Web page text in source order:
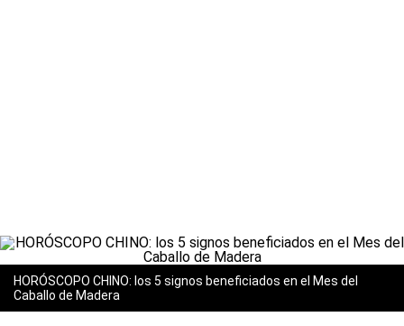
HORÓSCOPO CHINO: los 5 signos beneficiados en el Mes del
Caballo de Madera